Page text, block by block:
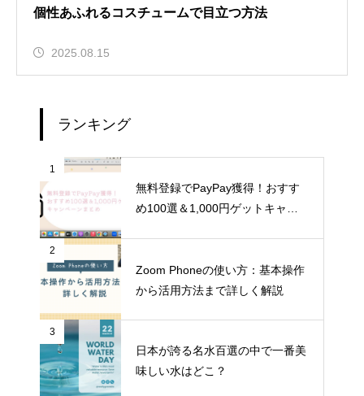
個性あふれるコスチュームで目立つ方法
2025.08.15
ランキング
1
無料登録でPayPay獲得！おすす
め100選＆1,000円ゲットキャン
2
Zoom Phoneの使い方：基本操作
から活用方法まで詳しく解説
3
日本が誇る名水百選の中で一番美
味しい水はどこ？